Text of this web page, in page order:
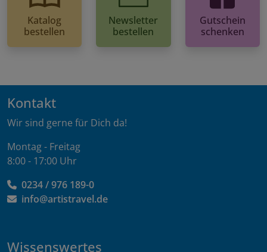
Katalog
bestellen
Newsletter
bestellen
Gutschein
schenken
Kontakt
Wir sind gerne für Dich da!
Montag - Freitag
8:00 - 17:00 Uhr
0234 / 976 189-0
info@artistravel.de
Wissenswertes